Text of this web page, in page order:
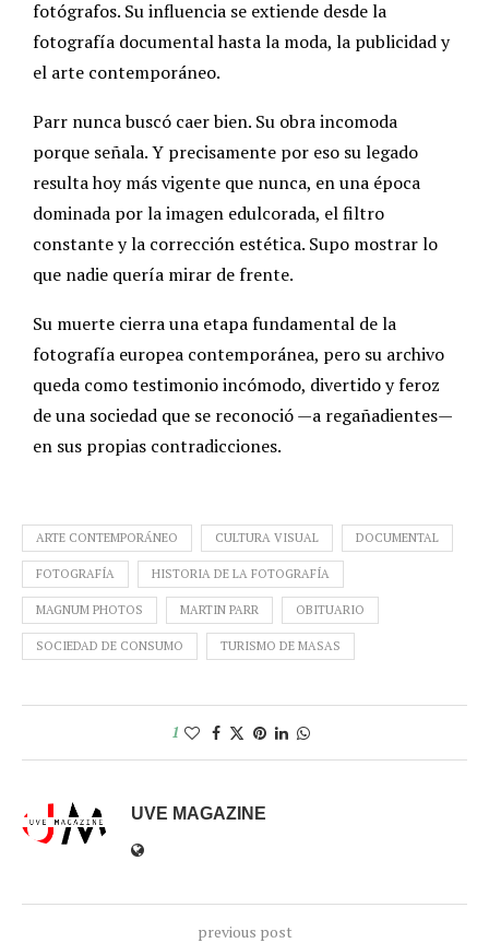
fotógrafos. Su influencia se extiende desde la
fotografía documental hasta la moda, la publicidad y
el arte contemporáneo.
Parr nunca buscó caer bien. Su obra incomoda
porque señala. Y precisamente por eso su legado
resulta hoy más vigente que nunca, en una época
dominada por la imagen edulcorada, el filtro
constante y la corrección estética. Supo mostrar lo
que nadie quería mirar de frente.
Su muerte cierra una etapa fundamental de la
fotografía europea contemporánea, pero su archivo
queda como testimonio incómodo, divertido y feroz
de una sociedad que se reconoció —a regañadientes—
en sus propias contradicciones.
ARTE CONTEMPORÁNEO CULTURA VISUAL DOCUMENTAL
FOTOGRAFÍA HISTORIA DE LA FOTOGRAFÍA
MAGNUM PHOTOS MARTIN PARR OBITUARIO
SOCIEDAD DE CONSUMO TURISMO DE MASAS
1
UVE MAGAZINE
previous post